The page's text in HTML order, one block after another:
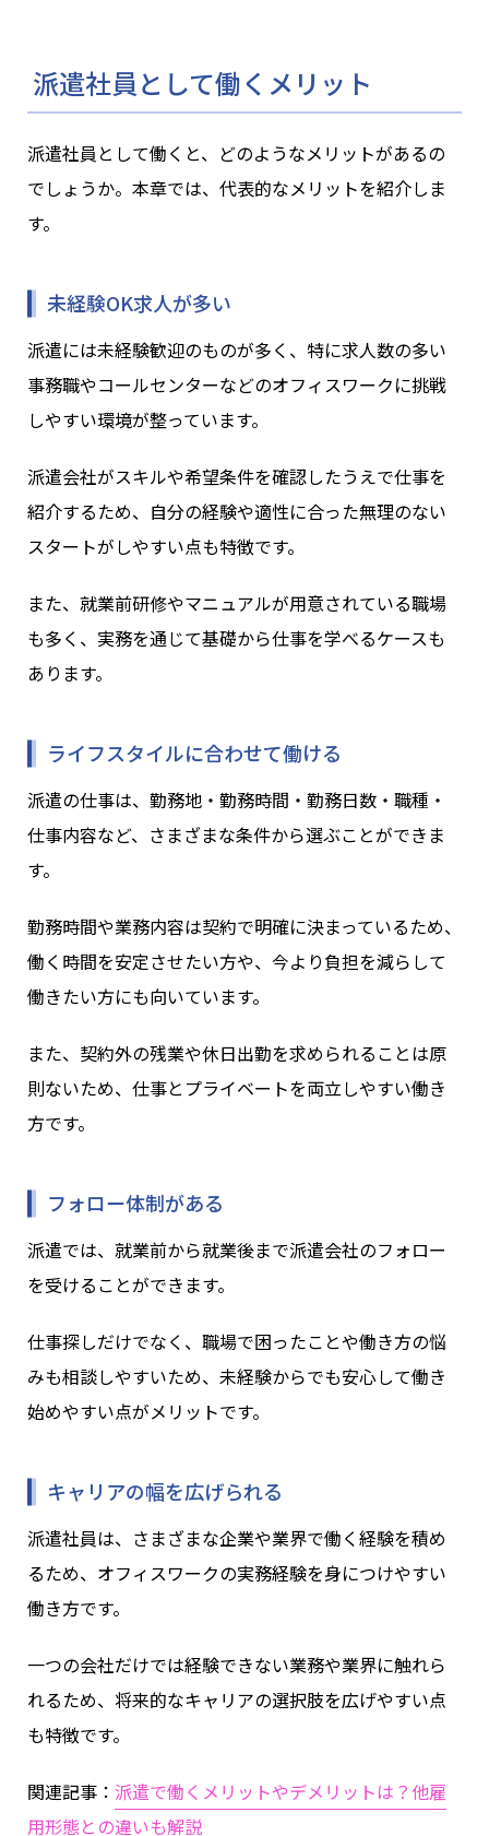
派遣社員として働くメリット
派遣社員として働くと、どのようなメリットがあるの
でしょうか。本章では、代表的なメリットを紹介しま
す。
未経験OK求人が多い
派遣には未経験歓迎のものが多く、特に求人数の多い
事務職やコールセンターなどのオフィスワークに挑戦
しやすい環境が整っています。
派遣会社がスキルや希望条件を確認したうえで仕事を
紹介するため、自分の経験や適性に合った無理のない
スタートがしやすい点も特徴です。
また、就業前研修やマニュアルが用意されている職場
も多く、実務を通じて基礎から仕事を学べるケースも
あります。
ライフスタイルに合わせて働ける
派遣の仕事は、勤務地・勤務時間・勤務日数・職種・
仕事内容など、さまざまな条件から選ぶことができま
す。
勤務時間や業務内容は契約で明確に決まっているため、
働く時間を安定させたい方や、今より負担を減らして
働きたい方にも向いています。
また、契約外の残業や休日出勤を求められることは原
則ないため、仕事とプライベートを両立しやすい働き
方です。
フォロー体制がある
派遣では、就業前から就業後まで派遣会社のフォロー
を受けることができます。
仕事探しだけでなく、職場で困ったことや働き方の悩
みも相談しやすいため、未経験からでも安心して働き
始めやすい点がメリットです。
キャリアの幅を広げられる
派遣社員は、さまざまな企業や業界で働く経験を積め
るため、オフィスワークの実務経験を身につけやすい
働き方です。
一つの会社だけでは経験できない業務や業界に触れら
れるため、将来的なキャリアの選択肢を広げやすい点
も特徴です。
関連記事： 派遣で働くメリットやデメリットは？他雇
用形態との違いも解説